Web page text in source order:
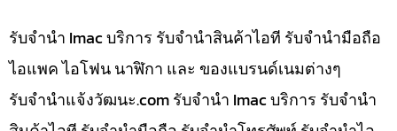
รับจำนำ Imac บริการ รับจำนำสินค้าไอที รับจำนำมือถือ
ไอแพค ไอโฟน นาฬิกา และ ของแบรนด์เนมต่างๆ
รับจํานําแจ้งวัฒนะ.com รับจำนำ Imac บริการ รับจำนำ